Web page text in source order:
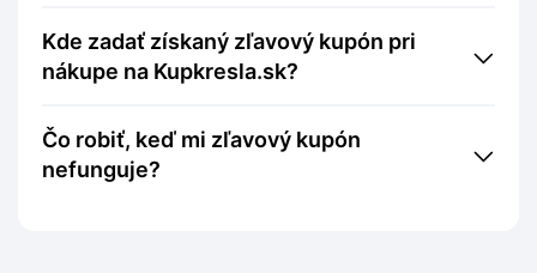
Kde zadať získaný zľavový kupón pri
nákupe na Kupkresla.sk?
Čo robiť, keď mi zľavový kupón
nefunguje?